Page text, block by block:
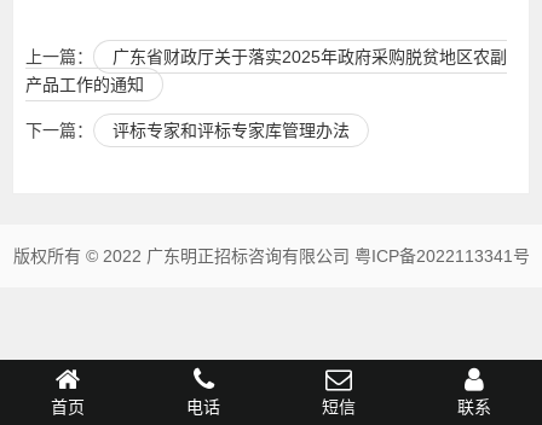
上一篇：
广东省财政厅关于落实2025年政府采购脱贫地区农副
产品工作的通知
下一篇： 评标专家和评标专家库管理办法
版权所有 © 2022 广东明正招标咨询有限公司 粤ICP备2022113341号
首页 电话 短信 联系